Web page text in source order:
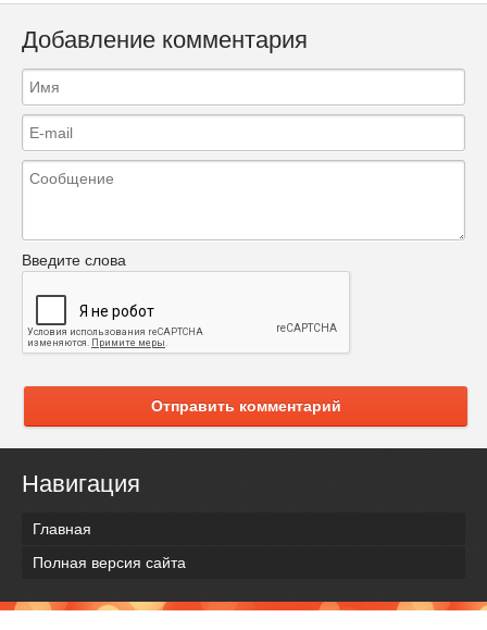
Добавление комментария
Введите слова
Отправить комментарий
Навигация
Главная
Полная версия сайта